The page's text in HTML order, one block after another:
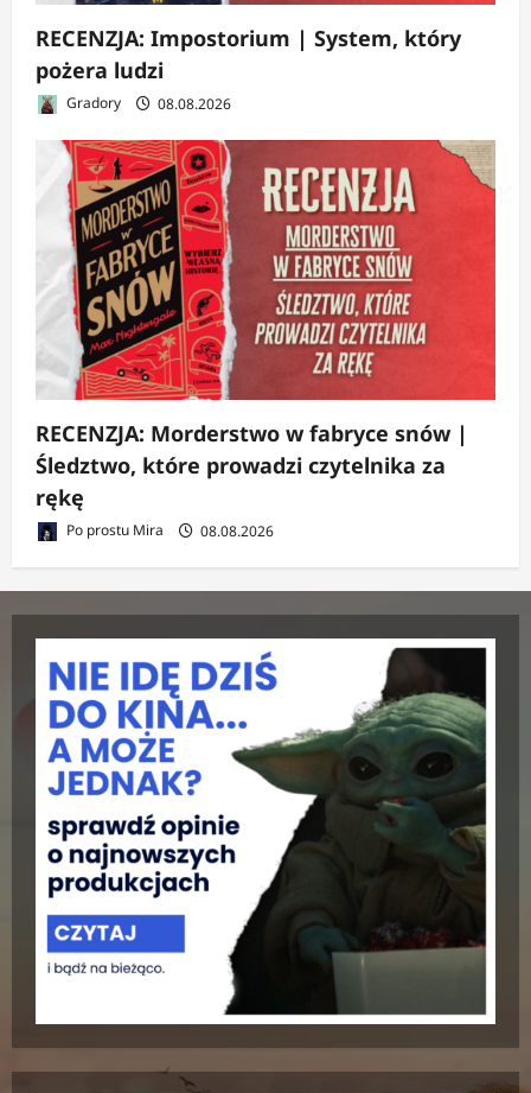
RECENZJA: Impostorium | System, który
pożera ludzi
Gradory 08.08.2026
RECENZJA: Morderstwo w fabryce snów |
Śledztwo, które prowadzi czytelnika za
rękę
Po prostu Mira 08.08.2026